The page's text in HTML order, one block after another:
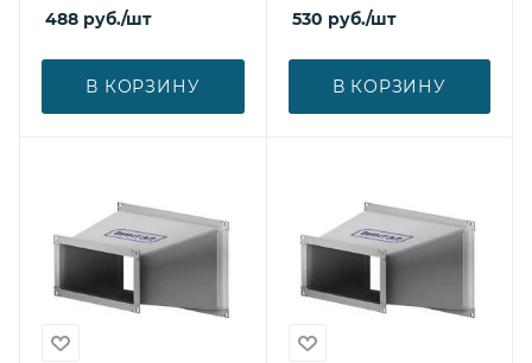
488 руб./шт
В КОРЗИНУ
530 руб./шт
В КОРЗИНУ